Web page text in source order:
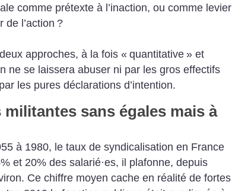
comme prétexte à l’inaction, ou comme levier
de l’action ?
approches, à la fois « quantitative » et
ne se laissera abuser ni par les gros effectifs
les pures déclarations d’intention.
militantes sans égales mais à
à 1980, le taux de syndicalisation en France
et 20% des salarié·es, il plafonne, depuis
Ce chiffre moyen cache en réalité de fortes